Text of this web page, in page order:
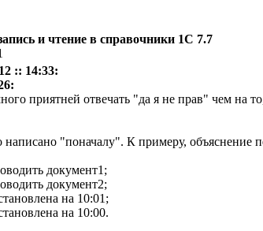
и чтение в справочники 1С 7.7
:: 14:33:
приятней отвечать "да я не прав" чем на
"поначалу". К примеру, объяснение
документ1;
документ2;
на 10:01;
на 10:00.